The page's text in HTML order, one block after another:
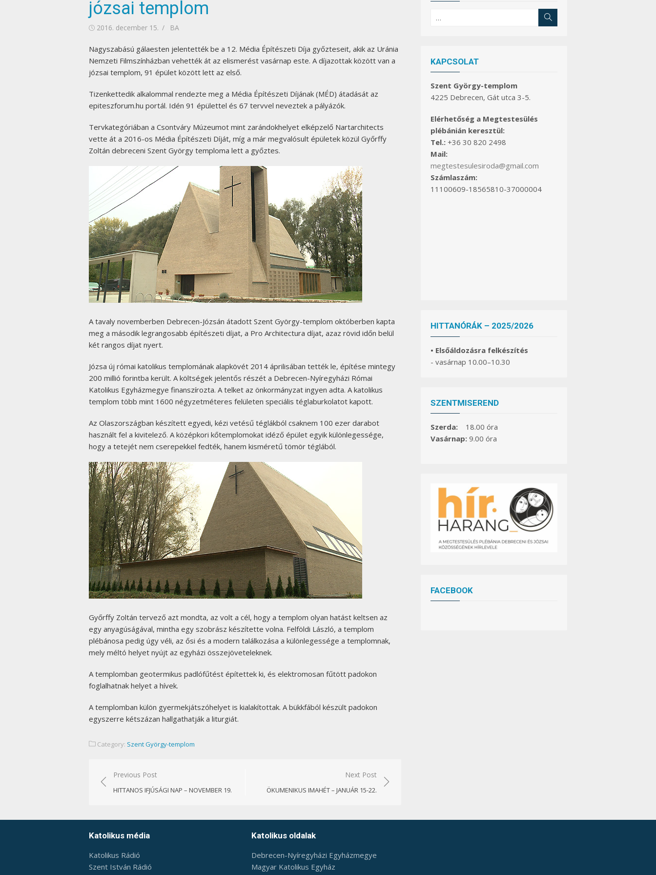
józsai templom
Posted
2016. december 15. Author
BA
Nagyszabású gálaesten jelentették be a 12. Média Építészeti Díja győzteseit, akik az Uránia
Nemzeti Filmszínházban vehették át az elismerést vasárnap este. A díjazottak között van a
józsai templom, 91 épület között lett az első.
Tizenkettedik alkalommal rendezte meg a Média Építészeti Díjának (MÉD) átadását az
epiteszforum.hu portál. Idén 91 épülettel és 67 tervvel neveztek a pályázók.
Tervkategóriában a Csontváry Múzeumot mint zarándokhelyet elképzelő Nartarchitects
vette át a 2016-os Média Építészeti Díját, míg a már megvalósult épületek közül Győrffy
Zoltán debreceni Szent György temploma lett a győztes.
A tavaly novemberben Debrecen-Józsán átadott Szent György-templom októberben kapta
meg a második legrangosabb építészeti díjat, a Pro Architectura díjat, azaz rövid időn belül
két rangos díjat nyert.
Józsa új római katolikus templomának alapkövét 2014 áprilisában tették le, építése mintegy
200 millió forintba került. A költségek jelentős részét a Debrecen-Nyíregyházi Római
Katolikus Egyházmegye finanszírozta. A telket az önkormányzat ingyen adta. A katolikus
templom több mint 1600 négyzetméteres felületen speciális téglaburkolatot kapott.
Az Olaszországban készített egyedi, kézi vetésű téglákból csaknem 100 ezer darabot
használt fel a kivitelező. A középkori kőtemplomokat idéző épület egyik különlegessége,
hogy a tetejét nem cserepekkel fedték, hanem kisméretű tömör téglából.
Győrffy Zoltán tervező azt mondta, az volt a cél, hogy a templom olyan hatást keltsen az
egy anyagúságával, mintha egy szobrász készítette volna. Felföldi László, a templom
plébánosa pedig úgy véli, az ősi és a modern találkozása a különlegessége a templomnak,
mely méltó helyet nyújt az egyházi összejöveteleknek.
A templomban geotermikus padlófűtést építettek ki, és elektromosan fűtött padokon
foglalhatnak helyet a hívek.
A templomban külön gyermekjátszóhelyet is kialakítottak. A bükkfából készült padokon
egyszerre kétszázan hallgathatják a liturgiát.
Category: Szent György-templom
Bejegyzés
navigáció
Previous Post
HITTANOS IFJÚSÁGI NAP – NOVEMBER 19.
Next Post
ÖKUMENIKUS IMAHÉT – JANUÁR 15-22.
KAPCSOLAT
Szent György-templom
4225 Debrecen, Gát utca 3-5.
Elérhetőség a Megtestesülés
plébánián keresztül:
Tel.: +36 30 820 2498
Mail:
megtestesulesiroda@gmail.com
Számlaszám:
11100609-18565810-37000004
HITTANÓRÁK – 2025/2026
• Elsőáldozásra felkészítés
- vasárnap 10.00–10.30
SZENTMISEREND
Szerda: 18.00 óra
Vasárnap: 9.00 óra
FACEBOOK
Katolikus média
Katolikus Rádió
Szent István Rádió
Katolikus oldalak
Debrecen-Nyíregyházi Egyházmegye
Magyar Katolikus Egyház